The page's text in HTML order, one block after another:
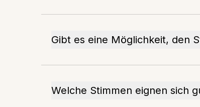
Gibt es eine Möglichkeit, den
Welche Stimmen eignen sich